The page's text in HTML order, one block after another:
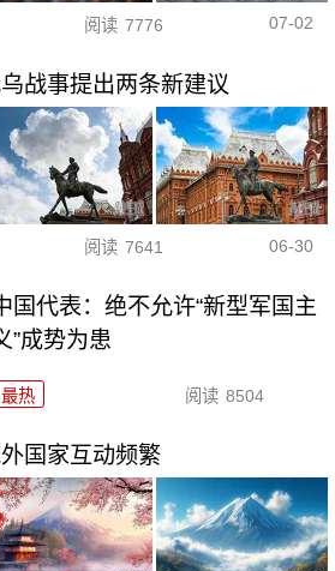
阅读 7776 07-02
战事提出两条新建议
阅读 7641 06-30
国代表：绝不允许“新型军国主
”成势为患
最热 阅读 8504
国家互动频繁